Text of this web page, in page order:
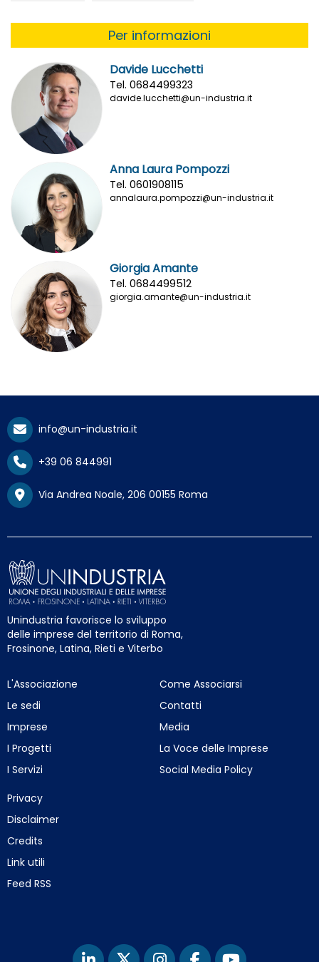
Per informazioni
Davide Lucchetti
Tel. 0684499323
davide.lucchetti@un-industria.it
Anna Laura Pompozzi
Tel. 0601908115
annalaura.pompozzi@un-industria.it
Giorgia Amante
Tel. 0684499512
giorgia.amante@un-industria.it
info@un-industria.it
+39 06 844991
Via Andrea Noale, 206 00155 Roma
Unindustria favorisce lo sviluppo
delle imprese del territorio di Roma,
Frosinone, Latina, Rieti e Viterbo
L'Associazione
Le sedi
Imprese
I Progetti
I Servizi
Come Associarsi
Contatti
Media
La Voce delle Imprese
Social Media Policy
Privacy
Disclaimer
Credits
Link utili
Feed RSS